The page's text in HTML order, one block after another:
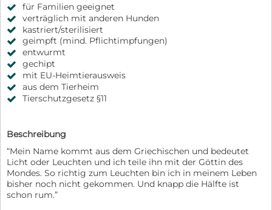
für Familien geeignet
verträglich mit anderen Hunden
kastriert/sterilisiert
geimpft (mind. Pflichtimpfungen)
entwurmt
gechipt
mit EU-Heimtierausweis
aus dem Tierheim
Tierschutzgesetz §11
Beschreibung
“Mein Name kommt aus dem Griechischen und bedeutet
Licht oder Leuchten und ich teile ihn mit der Göttin des
Mondes. So richtig zum Leuchten bin ich in meinem Leben
bisher noch nicht gekommen. Und knapp die Hälfte ist
schon rum.”